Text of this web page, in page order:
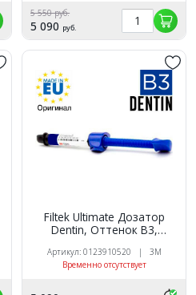
5 550 руб.
5 090 руб.
Filtek Ultimate Дозатор
Dentin, Оттенок B3,
реставрационный
композит 3M
Артикул: 0123910520 | 3M
Временно отсутствует